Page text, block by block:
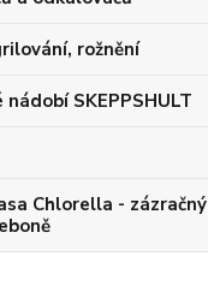
rožnění
SKEPPSHULT
Chlorella - zázračný